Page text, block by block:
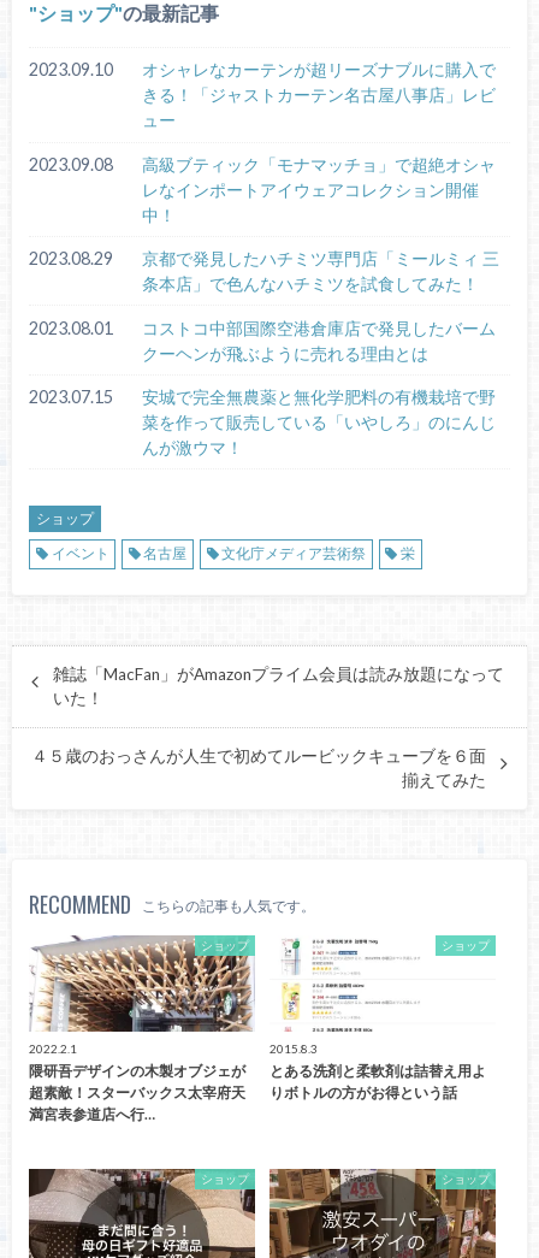
ショップ の最新記事
2023.09.10
オシャレなカーテンが超リーズナブルに購入で
きる！「ジャストカーテン名古屋八事店」レビ
ュー
2023.09.08
高級ブティック「モナマッチョ」で超絶オシャ
レなインポートアイウェアコレクション開催
中！
2023.08.29
京都で発見したハチミツ専門店「ミールミィ 三
条本店」で色んなハチミツを試食してみた！
2023.08.01
コストコ中部国際空港倉庫店で発見したバーム
クーヘンが飛ぶように売れる理由とは
2023.07.15
安城で完全無農薬と無化学肥料の有機栽培で野
菜を作って販売している「いやしろ」のにんじ
んが激ウマ！
ショップ
イベント
名古屋 文化庁メディア芸術祭 栄
雑誌「MacFan」がAmazonプライム会員は読み放題になって
いた！
４５歳のおっさんが人生で初めてルービックキューブを６面
揃えてみた
RECOMMEND こちらの記事も人気です。
ショップ
2022.2.1
隈研吾デザインの木製オブジェが
超素敵！スターバックス太宰府天
満宮表参道店へ行…
ショップ
2015.8.3
とある洗剤と柔軟剤は詰替え用よ
りボトルの方がお得という話
ショップ ショップ